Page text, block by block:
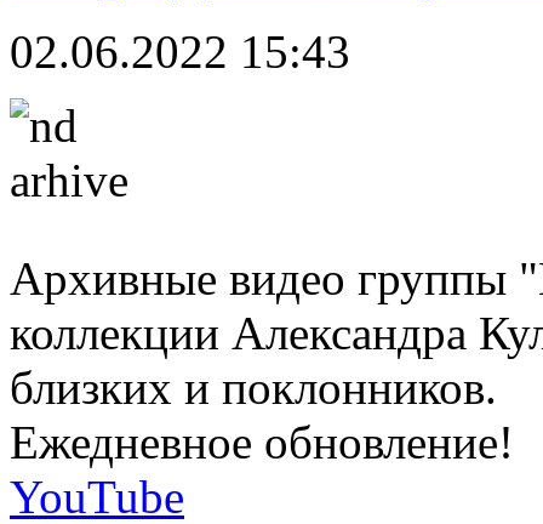
02.06.2022 15:43
Архивные видео группы
коллекции Александра
близких и поклонников.
Ежедневное обновление!
YouTube